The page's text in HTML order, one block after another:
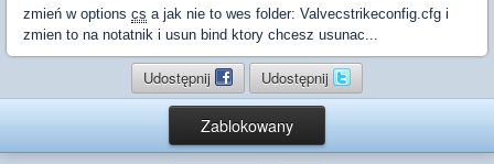
zmień w options cs a jak nie to wes folder: Valvecstrikeconfig.cfg i
zmien to na notatnik i usun bind ktory chcesz usunac...
Udostępnij Udostępnij
Zablokowany